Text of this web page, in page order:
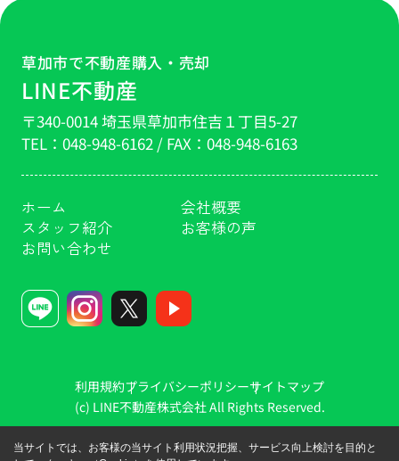
草加市で不動産購入・売却
LINE不動産
〒340-0014 埼玉県草加市住吉１丁目5-27
TEL： 048-948-6162/ FAX： 048-948-6163
ホーム
会社概要
スタッフ紹介
お客様の声
お問い合わせ
利用規約プライバシーポリシーサイトマップ
(c) LINE不動産株式会社 All Rights Reserved.
当サイトでは、お客様の当サイト利用状況把握、サービス向上検討を目的と